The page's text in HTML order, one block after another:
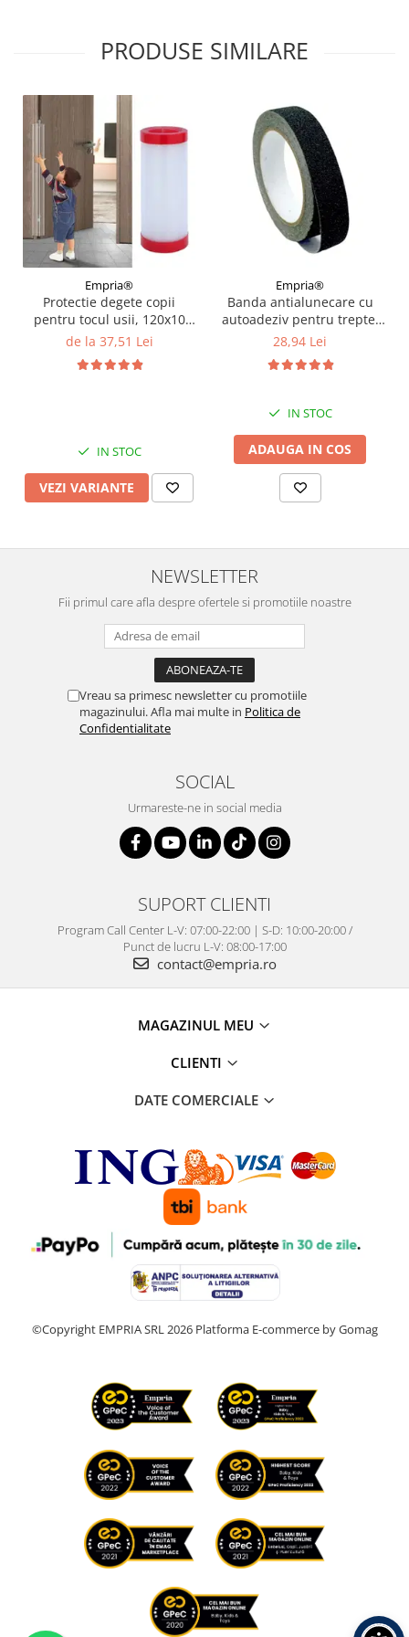
PRODUSE SIMILARE
Empria®
Protectie degete copii
pentru tocul usii, 120x10
cm, Diverse dimensiuni
de la 37,51 Lei
IN STOC
VEZI VARIANTE
Empria®
Banda antialunecare cu
autoadeziv pentru trepte,
rezistenta la apa, PVC,
28,94 Lei
IN STOC
ADAUGA IN COS
NEWSLETTER
Fii primul care afla despre ofertele si promotiile noastre
Vreau sa primesc newsletter cu promotiile
magazinului. Afla mai multe in Politica de
Confidentialitate
SOCIAL
Urmareste-ne in social media
SUPORT CLIENTI
Program Call Center L-V: 07:00-22:00 | S-D: 10:00-20:00 /
Punct de lucru L-V: 08:00-17:00
contact@empria.ro
MAGAZINUL MEU
CLIENTI
DATE COMERCIALE
©Copyright EMPRIA SRL 2026 Platforma E-commerce by Gomag